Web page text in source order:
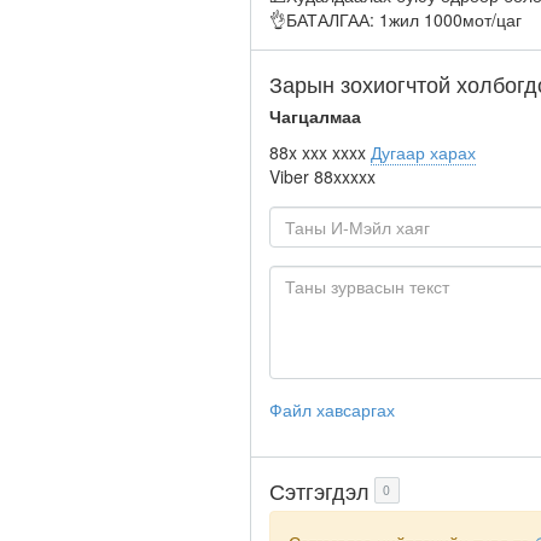
👌БАТАЛГАА: 1жил 1000мот/цаг
Зарын зохиогчтой
Чагцалмаа
88x xxx xxxx Дугаар харах
Viber 88xxxxx
Файл хавсаргах
Сэтгэгдэл 0